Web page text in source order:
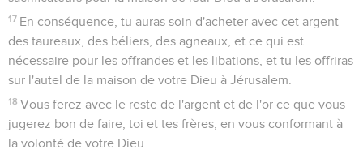
17 En conséquence, tu auras soin d'acheter avec cet argent
des taureaux, des béliers, des agneaux, et ce qui est
nécessaire pour les offrandes et les libations, et tu les offriras
sur l'autel de la maison de votre Dieu à Jérusalem.
18 Vous ferez avec le reste de l'argent et de l'or ce que vous
jugerez bon de faire, toi et tes frères, en vous conformant à
la volonté de votre Dieu.